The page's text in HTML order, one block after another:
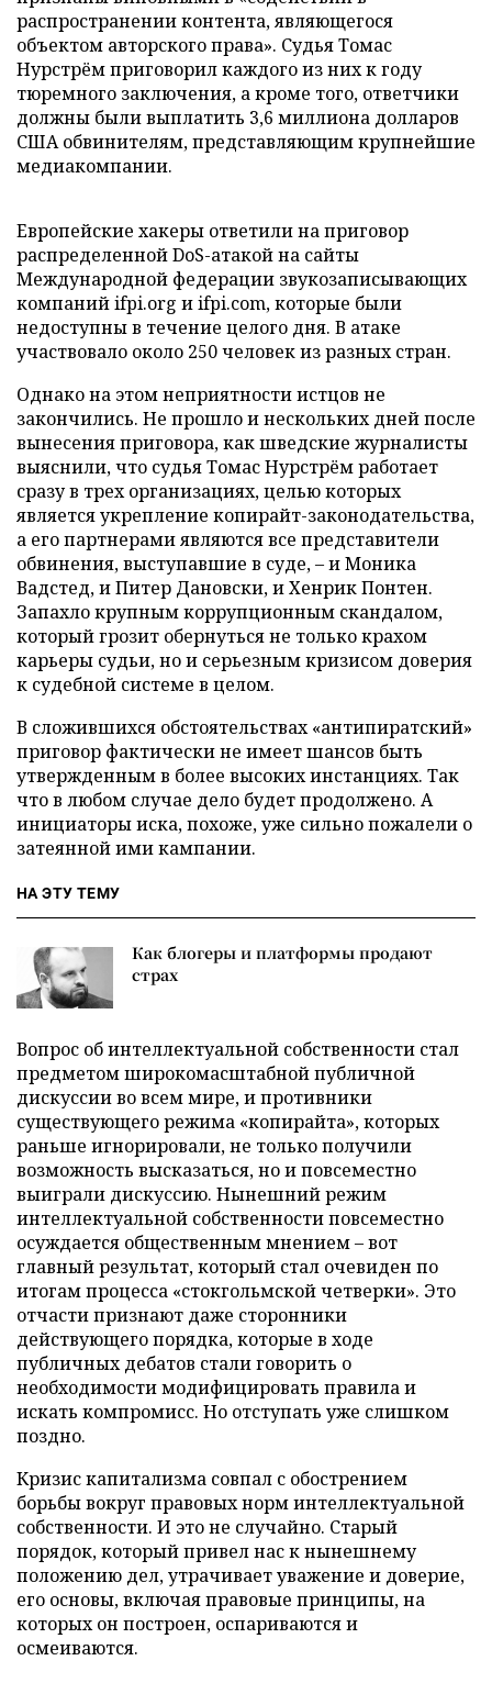
распространении контента, являющегося
объектом авторского права». Судья Томас
Нурстрём приговорил каждого из них к году
тюремного заключения, а кроме того, ответчики
должны были выплатить 3,6 миллиона долларов
США обвинителям, представляющим крупнейшие
медиакомпании.
Европейские хакеры ответили на приговор
распределенной DoS-атакой на сайты
Международной федерации звукозаписывающих
компаний ifpi.org и ifpi.com, которые были
недоступны в течение целого дня. В атаке
участвовало около 250 человек из разных стран.
Однако на этом неприятности истцов не
закончились. Не прошло и нескольких дней после
вынесения приговора, как шведские журналисты
выяснили, что судья Томас Нурстрём работает
сразу в трех организациях, целью которых
является укрепление копирайт-законодательства,
а его партнерами являются все представители
обвинения, выступавшие в суде, – и Моника
Вадстед, и Питер Дановски, и Хенрик Понтен.
Запахло крупным коррупционным скандалом,
который грозит обернуться не только крахом
карьеры судьи, но и серьезным кризисом доверия
к судебной системе в целом.
В сложившихся обстоятельствах «антипиратский»
приговор фактически не имеет шансов быть
утвержденным в более высоких инстанциях. Так
что в любом случае дело будет продолжено. А
инициаторы иска, похоже, уже сильно пожалели о
затеянной ими кампании.
НА ЭТУ ТЕМУ
Как блогеры и платформы продают
страх
Вопрос об интеллектуальной собственности стал
предметом широкомасштабной публичной
дискуссии во всем мире, и противники
существующего режима «копирайта», которых
раньше игнорировали, не только получили
возможность высказаться, но и повсеместно
выиграли дискуссию. Нынешний режим
интеллектуальной собственности повсеместно
осуждается общественным мнением – вот
главный результат, который стал очевиден по
итогам процесса «стокгольмской четверки». Это
отчасти признают даже сторонники
действующего порядка, которые в ходе
публичных дебатов стали говорить о
необходимости модифицировать правила и
искать компромисс. Но отступать уже слишком
поздно.
Кризис капитализма совпал с обострением
борьбы вокруг правовых норм интеллектуальной
собственности. И это не случайно. Старый
порядок, который привел нас к нынешнему
положению дел, утрачивает уважение и доверие,
его основы, включая правовые принципы, на
которых он построен, оспариваются и
осмеиваются.